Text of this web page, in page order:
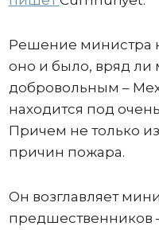
Решение министра
оно и было, вряд ли
добровольным –
находится под
Причем не только
причин пожара.
Он возглавляет
предшественников